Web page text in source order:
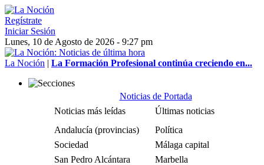
Regístrate
Iniciar Sesión
Lunes, 10 de Agosto de 2026 - 9:27 pm
La Noción | La Formación Profesional continúa creciendo en...
Noticias de Portada
Noticias más leídas
Últimas noticias
Andalucía (provincias)
Política
Sociedad
Málaga capital
San Pedro Alcántara
Marbella